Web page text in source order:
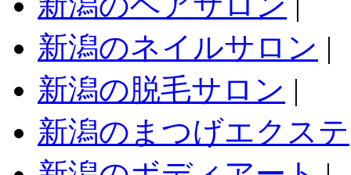
新潟のネイルサロン |
新潟の脱毛サロン |
新潟のまつげエクステ